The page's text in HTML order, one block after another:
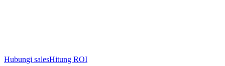
Hubungi salesHitung ROI